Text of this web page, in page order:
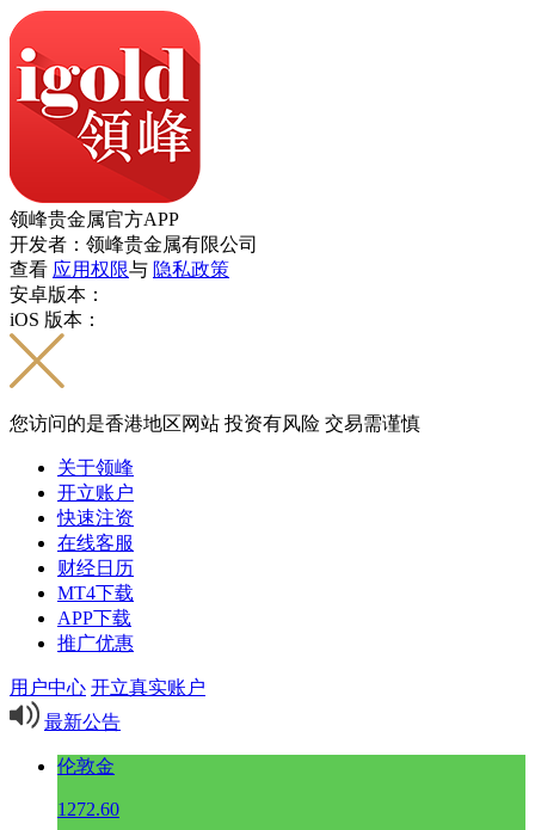
领峰贵金属官方APP
开发者：领峰贵金属有限公司
查看 应用权限与 隐私政策
安卓版本：
iOS 版本：
您访问的是香港地区网站 投资有风险 交易需谨慎
关于领峰
开立账户
快速注资
在线客服
财经日历
MT4下载
APP下载
推广优惠
用户中心 开立真实账户
最新公告
伦敦金
1272.60